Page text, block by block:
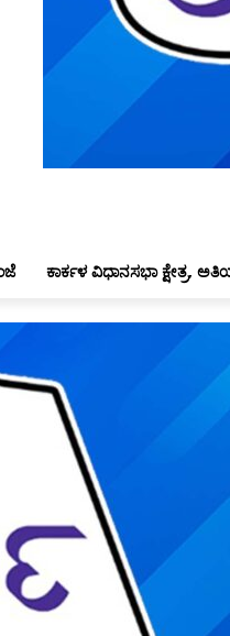
ಕಾರ್ಕಳ ವಿಧಾನಸಭಾ ಕ್ಷೇತ್ರ,